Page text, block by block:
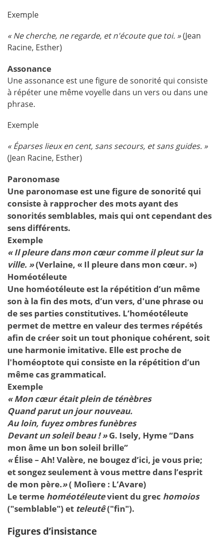
Exemple
« Ne cherche, ne regarde, et n'écoute que toi. »(Jean
Racine, Esther)
Assonance
Une assonance est une figure de sonorité qui consiste
à répéter une même voyelle dans un vers ou dans une
phrase.
Exemple
« Éparses lieux en cent, sans secours, et sans guides. »
(Jean Racine, Esther)
Paronomase
Une paronomase est une figure de sonorité qui
consiste à rapprocher des mots ayant des
sonorités semblables, mais qui ont cependant des
sens différents.
Exemple
« Ilpleuredans mon cœur comme ilpleutsur la
ville. »(Verlaine, « Il pleure dans mon cœur. »)
Homéotéleute
Une homéotéleute est la répétition d’un même
son à la fin des mots, d’un vers, d'une phrase ou
de ses parties constitutives. L’homéotéleute
permet de mettre en valeur des termes répétés
afin de créer soit un tout phonique cohérent, soit
une harmonie imitative. Elle est proche de
l'homéoptote qui consiste en la répétition d’un
même cas grammatical.
Exemple
« Mon cœur était plein de ténèbres
Quand parut un jour nouveau.
Au loin, fuyez ombres funèbres
Devant un soleil beau ! »G. Isely, Hyme “Dans
mon âme un bon soleil brille”
«Élise – Ah! Valère, ne bougez d’ici, je vous prie;
et songez seulement à vous mettre dans l’esprit
de mon père.»( Molìere : L’Avare)
Le terme homéotéleutevient du grec homoios
("semblable") et teleutê("fin").
Figures d’insistance